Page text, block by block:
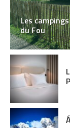
Les
du Fou